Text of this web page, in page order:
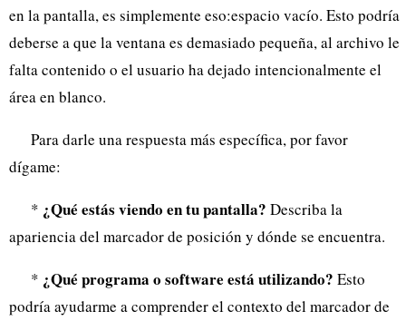
en la pantalla, es simplemente eso:espacio vacío. Esto podría
deberse a que la ventana es demasiado pequeña, al archivo le
falta contenido o el usuario ha dejado intencionalmente el
área en blanco.
Para darle una respuesta más específica, por favor
dígame:
* ¿Qué estás viendo en tu pantalla? Describa la
apariencia del marcador de posición y dónde se encuentra.
* ¿Qué programa o software está utilizando? Esto
podría ayudarme a comprender el contexto del marcador de